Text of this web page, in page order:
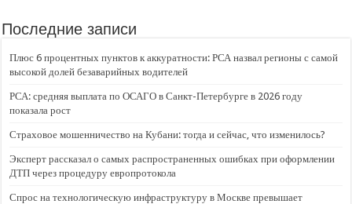
Последние записи
Плюс 6 процентных пунктов к аккуратности: РСА назвал регионы с самой
высокой долей безаварийных водителей
РСА: средняя выплата по ОСАГО в Санкт-Петербурге в 2026 году
показала рост
Страховое мошенничество на Кубани: тогда и сейчас, что изменилось?
Эксперт рассказал о самых распространенных ошибках при оформлении
ДТП через процедуру европротокола
Спрос на технологическую инфраструктуру в Москве превышает